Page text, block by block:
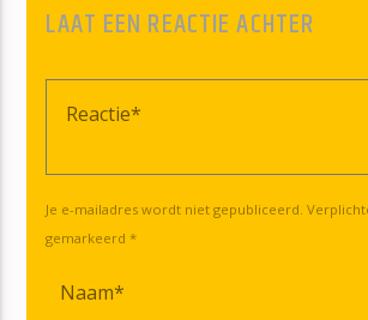
LAAT EEN REACTIE ACHTER
Je e-mailadres wordt niet gepubliceerd.
gemarkeerd *